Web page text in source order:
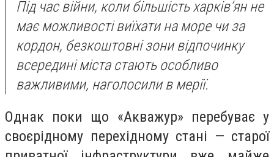
Під час війни, коли більшість харків’ян не
має можливості виїхати на море чи за
кордон, безкоштовні зони відпочинку
всередині міста стають особливо
важливими, наголосили в мерії.
Однак поки що «Акважур» перебуває у
своєрідному перехідному стані — старої